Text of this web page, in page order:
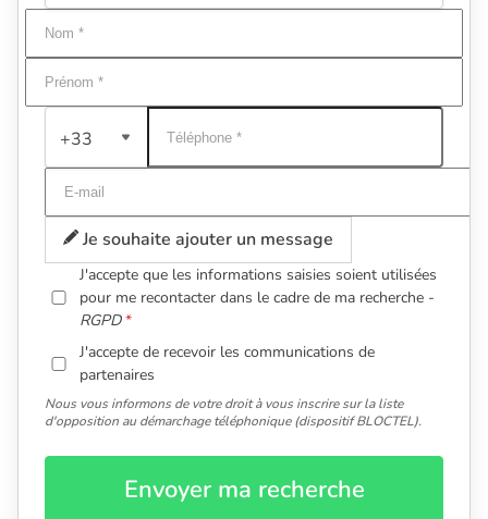
+33
Je souhaite ajouter un message
J'accepte que les informations saisies soient utilisées
pour me recontacter dans le cadre de ma recherche -
RGPD
J'accepte de recevoir les communications de
partenaires
Nous vous informons de votre droit à vous inscrire sur la liste
d'opposition au démarchage téléphonique (dispositif BLOCTEL).
Envoyer ma recherche